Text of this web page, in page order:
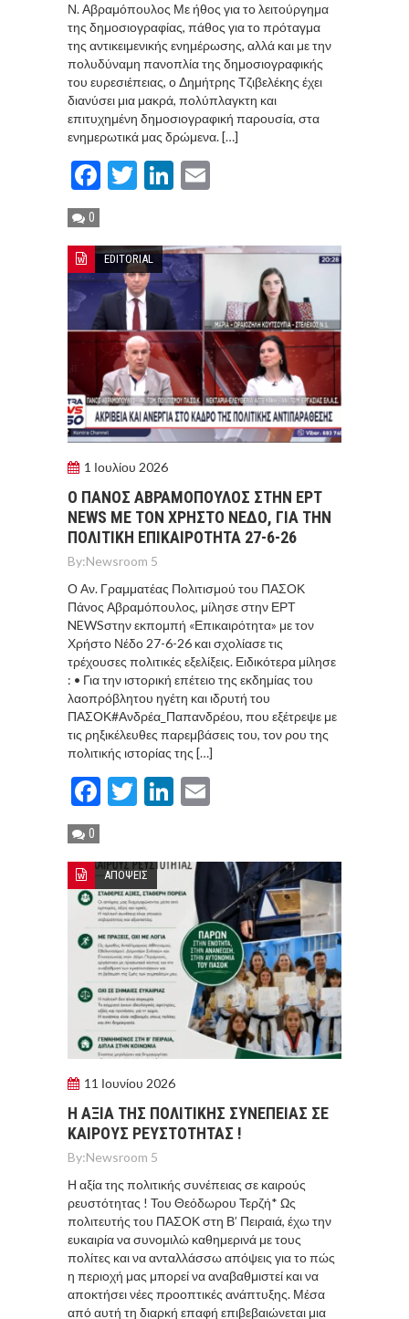
Ν. Αβραμόπουλος Με ήθος για το λειτούργημα
της δημοσιογραφίας, πάθος για το πρόταγμα
της αντικειμενικής ενημέρωσης, αλλά και με την
πολυδύναμη πανοπλία της δημοσιογραφικής
του ευρεσιέπειας, ο Δημήτρης Τζιβελέκης έχει
διανύσει μια μακρά, πολύπλαγκτη και
επιτυχημένη δημοσιογραφική παρουσία, στα
ενημερωτικά μας δρώμενα. […]
Facebook
TwitterLinkedIn
0
EDITORIAL
1 Ιουλίου 2026
Ο ΠΑΝΟΣ ΑΒΡΑΜΟΠΟΥΛΟΣ ΣΤΗΝ ΕΡΤ
NEWS ΜΕ ΤΟΝ ΧΡΗΣΤΟ ΝΕΔΟ, ΓΙΑ ΤΗΝ
ΠΟΛΙΤΙΚΗ ΕΠΙΚΑΙΡΟΤΗΤΑ 27-6-26
By:Newsroom 5
Ο Αν. Γραμματέας Πολιτισμού του ΠΑΣΟΚ
Πάνος Αβραμόπουλος, μίλησε στην ΕΡΤ
NEWSστην εκπομπή «Επικαιρότητα» με τον
Χρήστο Νέδο 27-6-26 και σχολίασε τις
τρέχουσες πολιτικές εξελίξεις. Ειδικότερα μίλησε
: • Για την ιστορική επέτειο της εκδημίας του
λαοπρόβλητου ηγέτη και ιδρυτή του
ΠΑΣΟΚ#Ανδρέα_Παπανδρέου, που εξέτρεψε με
τις ρηξικέλευθες παρεμβάσεις του, τον ρου της
πολιτικής ιστορίας της […]
Facebook
TwitterLinkedIn
0
ΑΠΟΨΕΙΣ
11 Ιουνίου 2026
Η ΑΞΊΑ ΤΗΣ ΠΟΛΙΤΙΚΉΣ ΣΥΝΈΠΕΙΑΣ ΣΕ
ΚΑΙΡΟΎΣ ΡΕΥΣΤΌΤΗΤΑΣ !
By:Newsroom 5
Η αξία της πολιτικής συνέπειας σε καιρούς
ρευστότητας ! Του Θεόδωρου Τερζή* Ως
πολιτευτής του ΠΑΣΟΚ στη Β’ Πειραιά, έχω την
ευκαιρία να συνομιλώ καθημερινά με τους
πολίτες και να ανταλλάσσω απόψεις για το πώς
η περιοχή μας μπορεί να αναβαθμιστεί και να
αποκτήσει νέες προοπτικές ανάπτυξης. Μέσα
από αυτή τη διαρκή επαφή επιβεβαιώνεται μια